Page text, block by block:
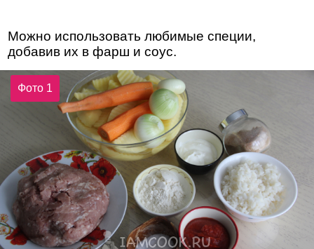
Можно использовать любимые специи,
добавив их в фарш и соус.
Фото 1